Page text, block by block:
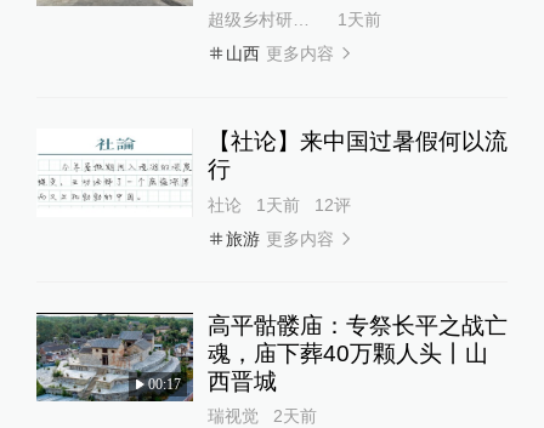
超级乡村研究所
1天前
山西 更多内容
【社论】来中国过暑假何以流
行
社论 1天前 12评
旅游 更多内容
00:17
高平骷髅庙：专祭长平之战亡
魂，庙下葬40万颗人头丨山
西晋城
瑞视觉 2天前